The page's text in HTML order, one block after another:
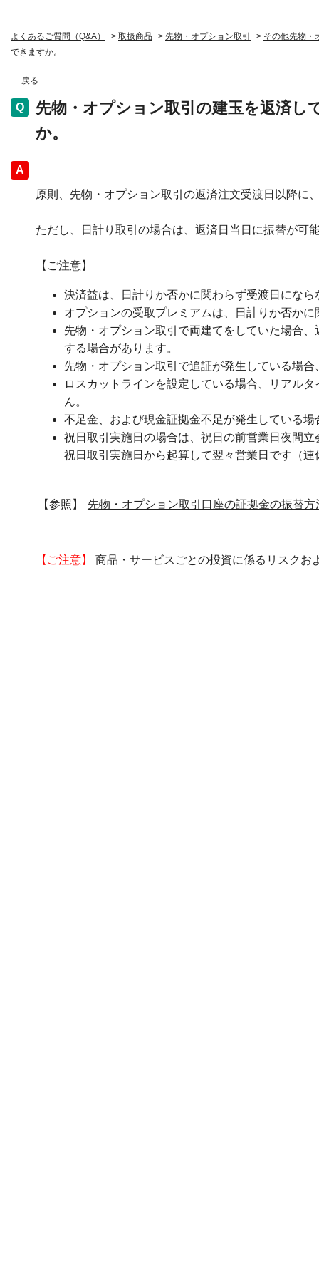
よくあるご質問（Q&A） > 取扱商品 > 先物・オプション取引 > その他先物・
できますか。
戻る
先物・オプション取引の建玉を返済し
か。
回答
原則、先物・オプション取引の返済注文受渡日以降に
ただし、日計り取引の場合は、返済日当日に振替が可
【ご注意】
決済益は、日計りか否かに関わらず受渡日にな
オプションの受取プレミアムは、日計りか否か
先物・オプション取引で両建てをしていた場合
する場合があります。
先物・オプション取引で追証が発生している場
ロスカットラインを設定している場合、リアル
ん。
不足金、および現金証拠金不足が発生している
祝日取引実施日の場合は、祝日の前営業日夜間
祝日取引実施日から起算して翌々営業日です（
【参照】 先物・オプション取引口座の証拠金の振替
【ご注意】 商品・サービスごとの投資に係るリスクお